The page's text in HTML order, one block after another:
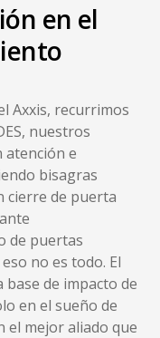
en el
Axxis, recurrimos
nuestros
atención e
bisagras
cierre de puerta
de puertas
no es todo. El
de impacto de
en el sueño de
el mejor aliado que